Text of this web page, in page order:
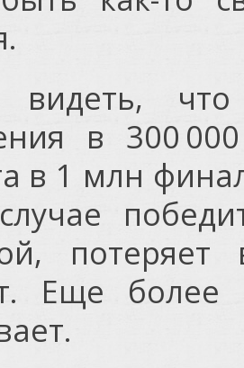
видеть,
в 300
в 1 млн
Еще более